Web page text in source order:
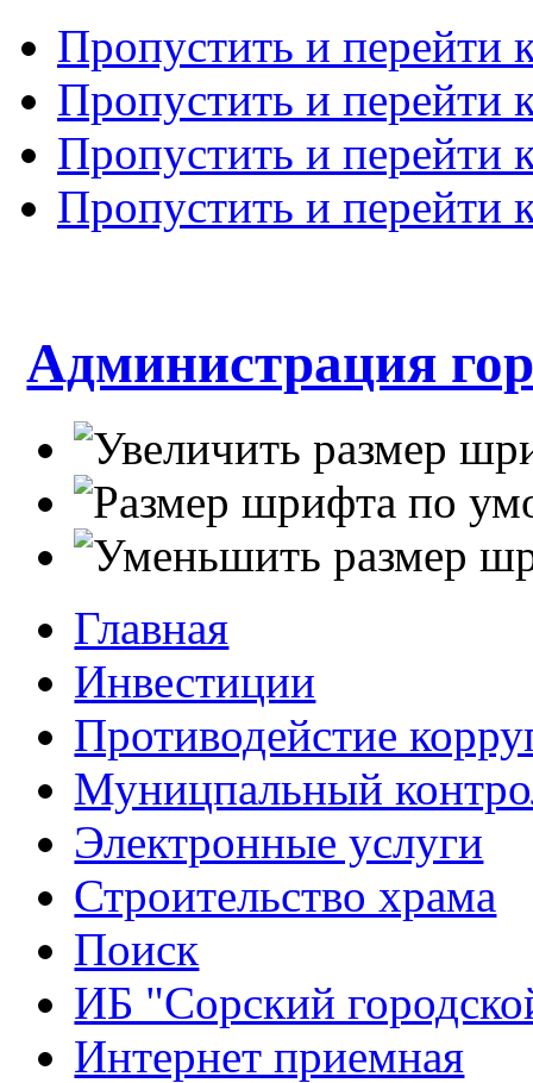
Пропустить и перейти
Пропустить и перейти
Пропустить и перейти
Пропустить и перейти
Администрация
Главная
Инвестиции
Противодейстие
Муницпальный
Электронные услуги
Строительство храма
Поиск
ИБ "Сорский
Интернет приемная